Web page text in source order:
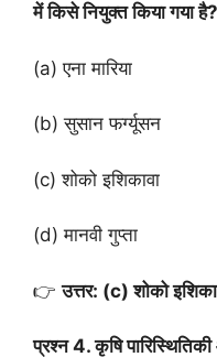
में किसे नियुक्त किया गया है?
(a) एना मारिया
(b) सुसान फर्ग्यूसन
(c) शोको इशिकावा
(d) मानवी गुप्ता
👉उत्तर: (c) शोको
प्रश्न 4. कृषि